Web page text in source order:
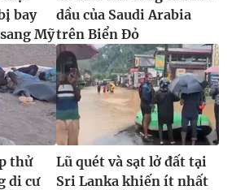
mọi hình thức nếu không có sự chấp
Ghi rõ nguồn VTV.vn khi phát hành lại
này.
bay
Mỹ
dầu của Saudi Arabia
trên Biển Đỏ
thử
di cư
Lũ quét và sạt lở đất tại
Sri Lanka khiến ít nhất